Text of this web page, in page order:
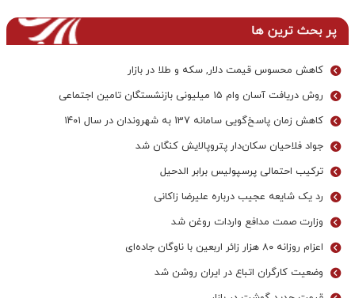
پر بحث ترین ها
کاهش محسوس قیمت دلار, سکه و طلا در بازار
روش دریافت آسان وام ۱۵ میلیونی بازنشستگان تامین اجتماعی
کاهش زمان پاسخ‌گویی سامانه 137 به شهروندان در سال ۱۴۰۱
جواد فلاحیان سکان‌دار پتروپالایش کنگان شد
ترکیب احتمالی پرسپولیس برابر الدحیل
رد یک شایعه عجیب درباره علیرضا زاکانی
وزارت صمت مدافع واردات روغن شد
اعزام روزانه ۸۰ هزار زائر اربعین با ناوگان جاده‌ای
وضعیت کارگران اتباع در ایران روشن شد